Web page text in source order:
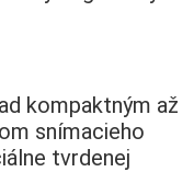
kompaktným až
snímacieho
tvrdenej